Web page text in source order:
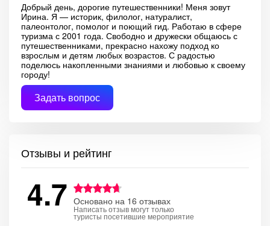
Добрый день, дорогие путешественники! Меня зовут
Ирина. Я — историк, филолог, натуралист,
палеонтолог, помолог и поющий гид. Работаю в сфере
туризма с 2001 года. Свободно и дружески общаюсь с
путешественниками, прекрасно нахожу подход ко
взрослым и детям любых возрастов. С радостью
поделюсь накопленными знаниями и любовью к своему
городу!
Задать вопрос
Отзывы и рейтинг
4.7 Основано на 16 отзывах
Написать отзыв могут только
туристы посетившие мероприятие